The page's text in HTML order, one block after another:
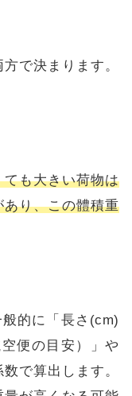
で決まります。
も大きい荷物は
り、この體積重
的に「長さ(cm)
便の目安）」や
で算出します。